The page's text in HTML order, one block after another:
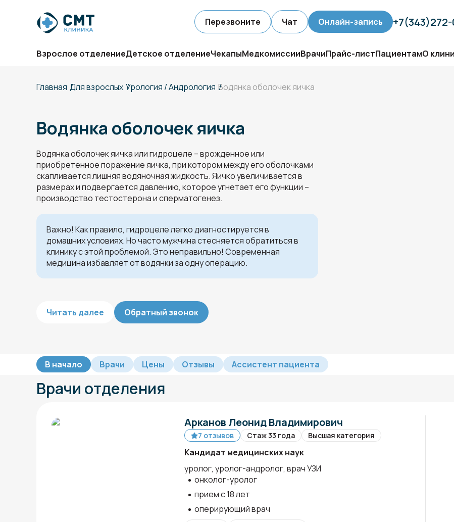
Перезвоните Чат Онлайн-запись
Взрослое отделениеДетское отделениеЧекапыМедкомиссииВрачиПрайс-листПациентамО
Главная Для взрослых Урология / Андрология Водянка оболочек яичка
Водянка оболочек яичка
Водянка оболочек яичка или гидроцеле – врожденное или
приобретенное поражение яичка, при котором между его оболочками
скапливается лишняя водяночная жидкость. Яичко увеличивается в
размерах и подвергается давлению, которое угнетает его функции –
производство тестостерона и сперматогенез.
Важно! Как правило, гидроцеле легко диагностируется в
домашних условиях. Но часто мужчина стесняется обратиться в
клинику с этой проблемой. Это неправильно! Современная
медицина избавляет от водянки за одну операцию.
Читать далее Обратный звонок
В начало Врачи Цены Отзывы Ассистент пациента
Врачи отделения
Арканов Леонид Владимирович
7 отзывов Стаж 33 года Высшая категория
Кандидат медицинских наук
уролог, уролог-андролог, врач УЗИ
онколог-уролог
прием с 18 лет
оперирующий врач